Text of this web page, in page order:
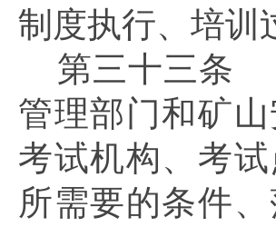
制度执行、培训
第三十三条
管理部门和矿
考试机构、考
所需要的条件